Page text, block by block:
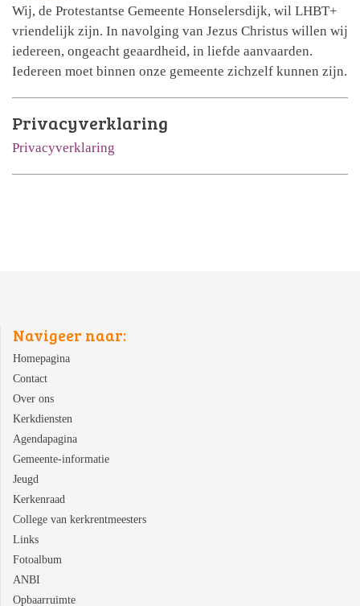
Wij, de Protestantse Gemeente Honselersdijk, wil LHBT+
vriendelijk zijn. In navolging van Jezus Christus willen wij
iedereen, ongeacht geaardheid, in liefde aanvaarden.
Iedereen moet binnen onze gemeente zichzelf kunnen zijn.
Privacyverklaring
Privacyverklaring
Navigeer naar:
Homepagina
Contact
Over ons
Kerkdiensten
Agendapagina
Gemeente-informatie
Jeugd
Kerkenraad
College van kerkrentmeesters
Links
Fotoalbum
ANBI
Opbaarruimte